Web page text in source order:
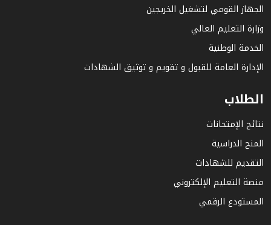
الجهاز القومي لتشغيل الخريجين
وزارة التعليم العالي
الخدمة الوطنية
الإدارة العامة للقبول و تقويم و توثيق الشهادات
الطلاب
نتائج الإمتحانات
المنح الدراسية
التقديم للشهادات
منصة التعليم الإلكتروني
المستودع الرقمي